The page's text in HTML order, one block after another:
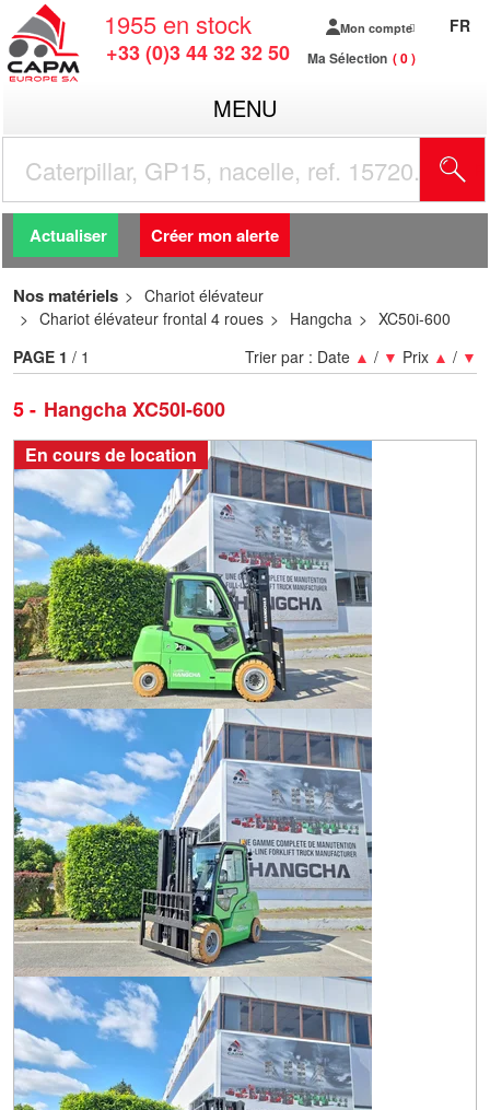
1955 en stock
+33 (0)3 44 32 32 50
Mon compte
Ma Sélection 0
FR
MENU
Actualiser Créer mon alerte
Nos matériels
Chariot élévateur
Chariot élévateur frontal 4 roues
Hangcha XC50i-600
5 Hangcha XC50I-600
Trier par : Date ▲ / ▼ Prix ▲ / ▼
PAGE 1 / 1
En cours de location